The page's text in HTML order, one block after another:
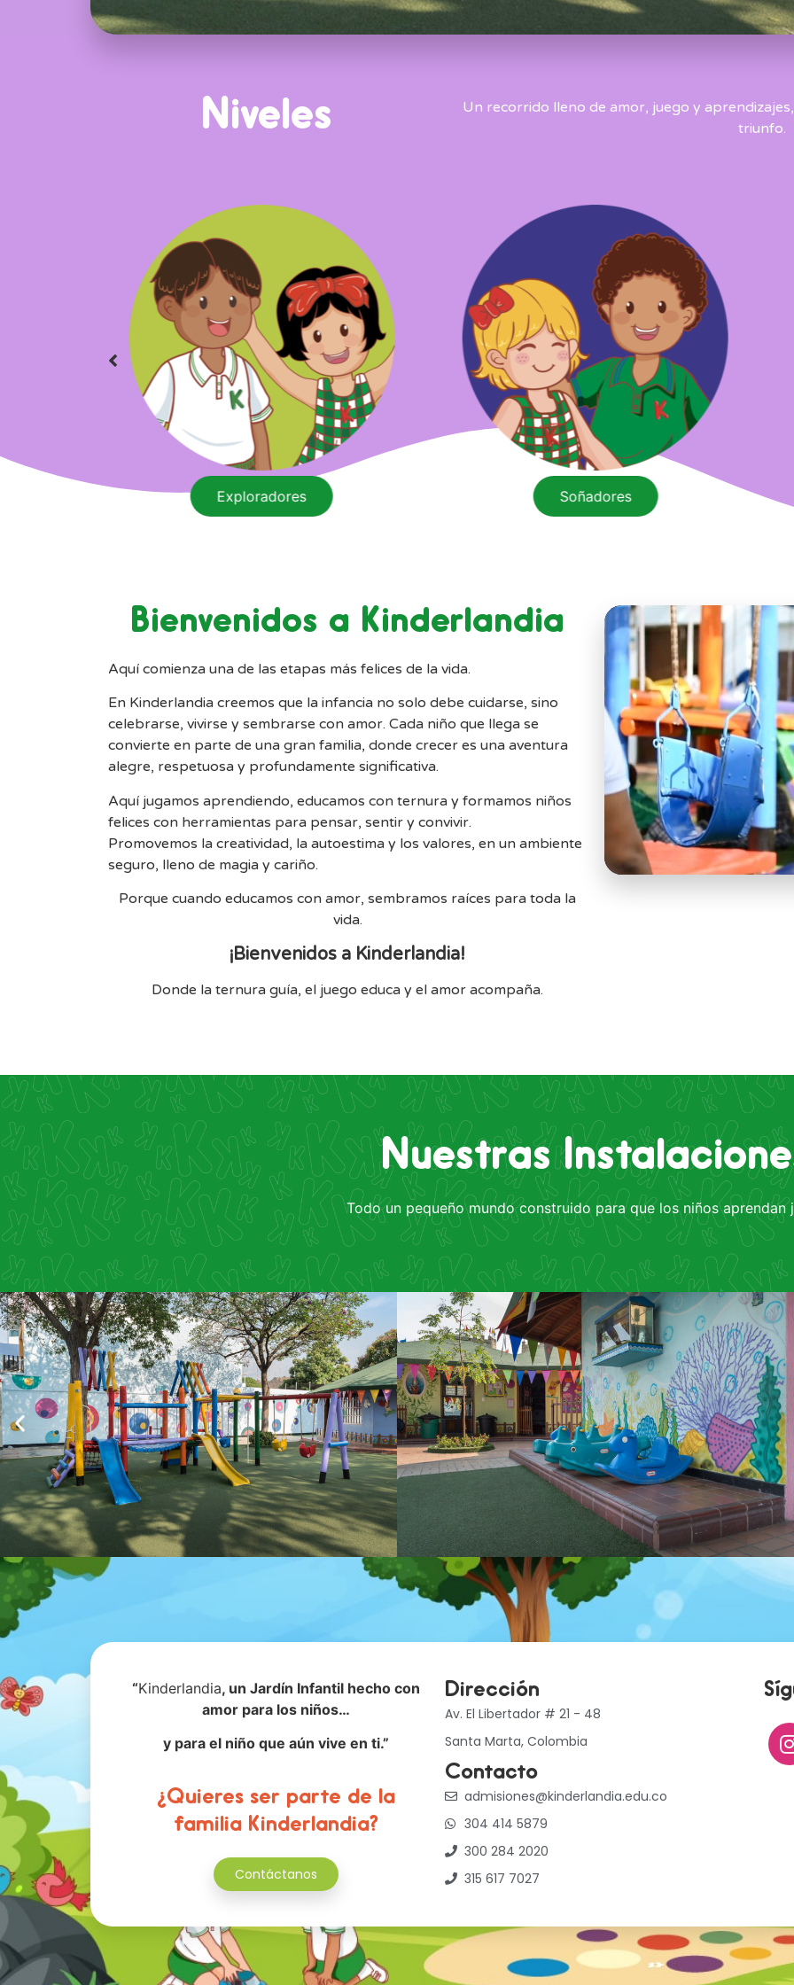
Niveles
Un recorrido lleno de amor, juego y
triunfo.
Soñadores Aventureros
Bienvenidos a Kinderlandia
Aquí comienza una de las etapas más felices de la vida.
En Kinderlandia creemos que la infancia no solo debe cuidarse, sino
celebrarse, vivirse y sembrarse con amor. Cada niño que llega se
convierte en parte de una gran familia, donde crecer es una aventura
alegre, respetuosa y profundamente significativa.
Aquí jugamos aprendiendo, educamos con ternura y formamos niños
felices con herramientas para pensar, sentir y convivir.
Promovemos la creatividad, la autoestima y los valores, en un ambiente
seguro, lleno de magia y cariño.
Porque cuando educamos con amor, sembramos raíces para toda la
vida.
¡Bienvenidos a Kinderlandia!
Donde la ternura guía, el juego educa y el amor acompaña.
Nuestras
Todo un pequeño mundo construido para que los niños aprendan
“Kinderlandia, un Jardín Infantil hecho con
amor para los niños…
y para el niño que aún vive en ti.”
¿Quieres ser parte de la
familia Kinderlandia?
Contáctanos
Dirección
Av. El Libertador # 21 - 48
Santa Marta, Colombia
Contacto
admisiones@kinderlandia.edu.co
304 414 5879
300 284 2020
315 617 7027